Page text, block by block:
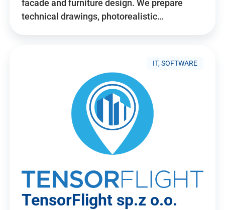
facade and furniture design. We prepare
technical drawings, photorealistic…
IT, SOFTWARE
TensorFlight sp.z o.o.